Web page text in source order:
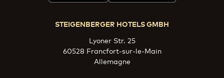
STEIGENBERGER HOTELS GMBH
Lyoner Str. 25
60528 Francfort-sur-le-Main
Allemagne